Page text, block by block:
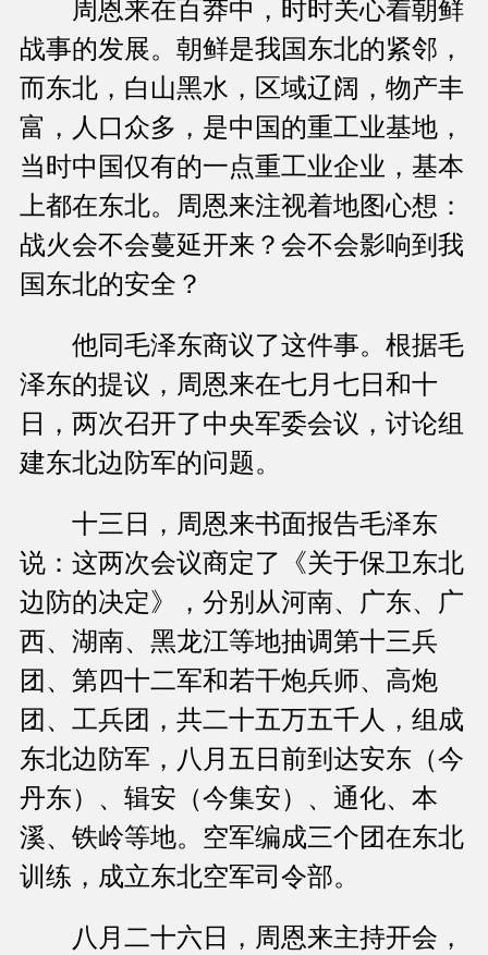
周恩来在百莽中，时时关心着朝鲜
战事的发展。朝鲜是我国东北的紧邻，
而东北，白山黑水，区域辽阔，物产丰
富，人口众多，是中国的重工业基地，
当时中国仅有的一点重工业企业，基本
上都在东北。周恩来注视着地图心想：
战火会不会蔓延开来？会不会影响到我
国东北的安全？
他同毛泽东商议了这件事。根据毛
泽东的提议，周恩来在七月七日和十
日，两次召开了中央军委会议，讨论组
建东北边防军的问题。
十三日，周恩来书面报告毛泽东
说：这两次会议商定了《关于保卫东北
边防的决定》，分别从河南、广东、广
西、湖南、黑龙江等地抽调第十三兵
团、第四十二军和若干炮兵师、高炮
团、工兵团，共二十五万五千人，组成
东北边防军，八月五日前到达安东（今
丹东）、辑安（今集安）、通化、本
溪、铁岭等地。空军编成三个团在东北
训练，成立东北空军司令部。
八月二十六日，周恩来主持开会，